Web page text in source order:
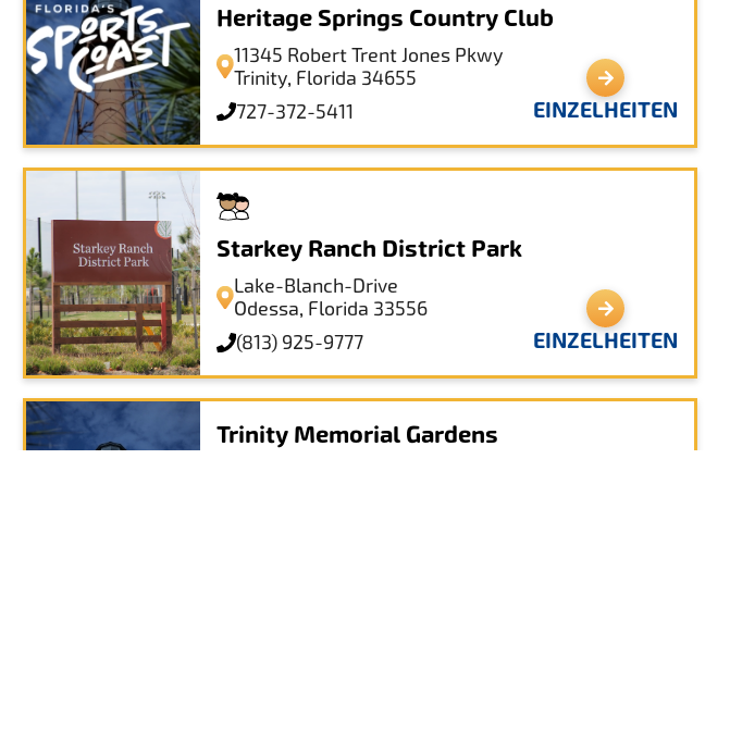
Heritage Springs Country Club
11345 Robert Trent Jones Pkwy
Trinity, Florida 34655
727-372-5411
EINZELHEITEN
Starkey Ranch District Park
Lake-Blanch-Drive
Odessa, Florida 33556
(813) 925-9777
EINZELHEITEN
Trinity Memorial Gardens